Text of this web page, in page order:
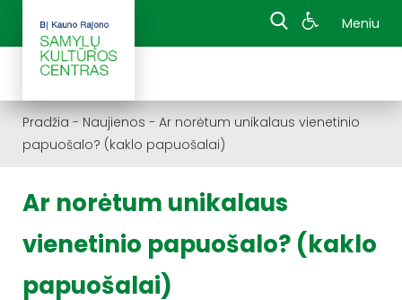
Meniu
Pradžia - Naujienos - Ar norėtum unikalaus vienetinio
papuošalo? (kaklo papuošalai)
Ar norėtum unikalaus
vienetinio papuošalo? (kaklo
papuošalai)